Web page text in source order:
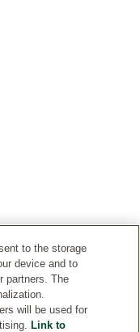
to the storage
device and to
partners. The
will be used for
Link to